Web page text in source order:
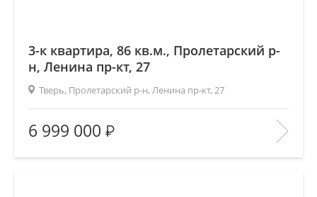
3-к квартира, 86 кв.м., Пролетарский р-
н, Ленина пр-кт, 27
Тверь, Пролетарский р-н, Ленина пр-кт, 27
Площадь(общ. /жил. /кухня), м2:
86/56/8
Количество комнат:
3
Этаж:
3/4
6 999 000